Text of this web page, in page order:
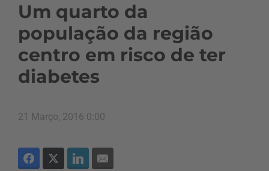
Um quarto da
população da região
centro em risco de ter
diabetes
21 Março, 2016 0:00